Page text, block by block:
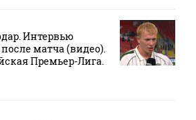
Интервью
матча (видео).
Премьер-Лига.